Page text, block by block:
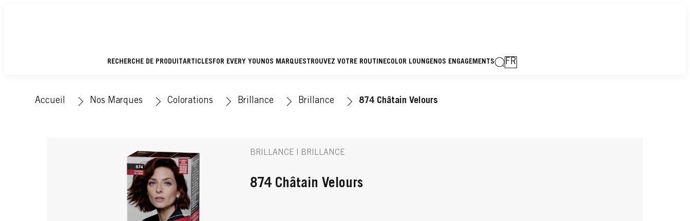
RECHERCHE DE PRODUIT ARTICLESFOR EVERY YOUNOS MARQUES TROUVEZ VOTRE ROUTINECOLOR LOUNGENOS ENGAGEMENTS FR
Accueil Nos Marques Colorations Brillance Brillance 874 Châtain Velours
BRILLANCE | BRILLANCE
874 Châtain Velours